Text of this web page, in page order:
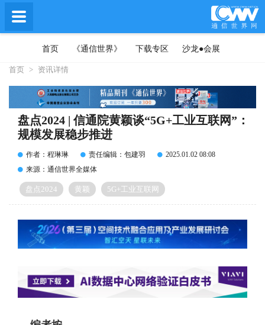
首页 《通信世界》 下载专区 沙龙●会展
首页 > 资讯详情
盘点2024 | 信通院黄颖谈“5G+工业互联网”：
规模发展稳步推进
作者：程琳琳 责任编辑：包建羽
2025.01.02 08:08
来源：通信世界全媒体
盘点2024 黄颖 5G+工业互联网